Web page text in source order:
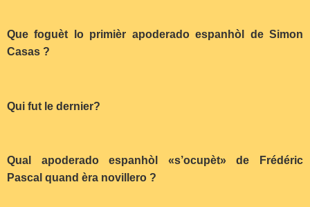
Que foguèt lo primièr apoderado espanhòl de Simon
Casas ?
Qui fut le dernier?
Qual apoderado espanhòl «s’ocupèt» de Frédéric
Pascal quand èra novillero ?